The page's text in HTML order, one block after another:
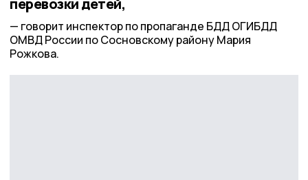
говорит инспектор по пропаганде БДД ОГИБДД
ОМВД России по Сосновскому району Мария
Рожкова.